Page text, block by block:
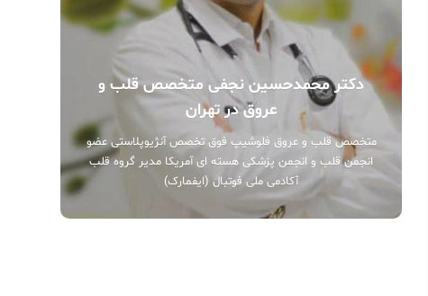
دکتر محمدحسین نجفی متخصص قلب و
عروق در تهران
متخصص قلب و عروق فلوشیپ فوق تخصص آنژیوپلاستی عضو
انجمن قلب و انجمن پزشکی هسته ای آمریکا مدیر گروه قلب
آکادمی ملی فوتبال (ایفمارک)